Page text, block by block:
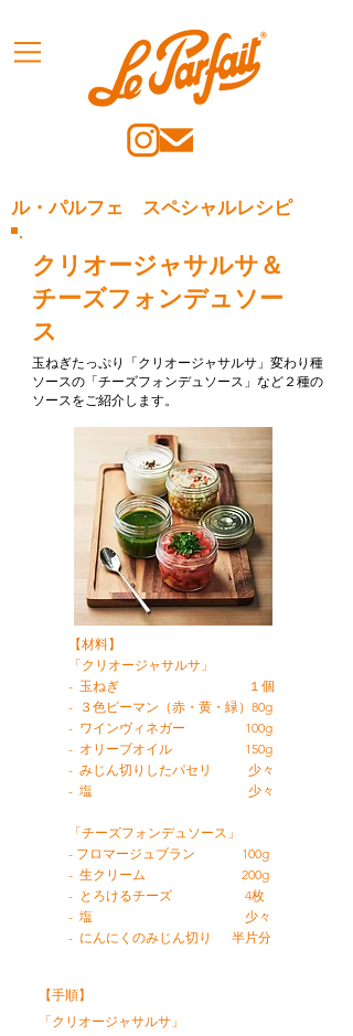
ル・パルフェ スペシャルレシピ
【材料】
​「クリオージャサルサ」
- 玉ねぎ １個
- ３色ピーマン（赤・黄・緑）80g
- ワインヴィネガー 100g
- オリーブオイル 150g
- みじん切りしたパセリ 少々
- 塩 少々
​「チーズフォンデュソース」
- フロマージュブラン 100g
- 生クリーム 200g
- とろけるチーズ 4枚
- 塩 少々
- にんにくのみじん切り 半片分
クリオージャサルサ＆
チーズフォンデュソー
ス
玉ねぎたっぷり「クリオージャサルサ」変わり種
ソースの「チーズフォンデュソース」など２種の
ソースをご紹介します。
【手順】
​「クリオージャサルサ」